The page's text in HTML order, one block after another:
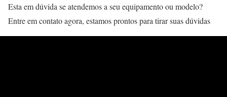
Esta em dúvida se atendemos a seu equipamento ou modelo?
Entre em contato agora, estamos prontos para tirar suas dúvidas